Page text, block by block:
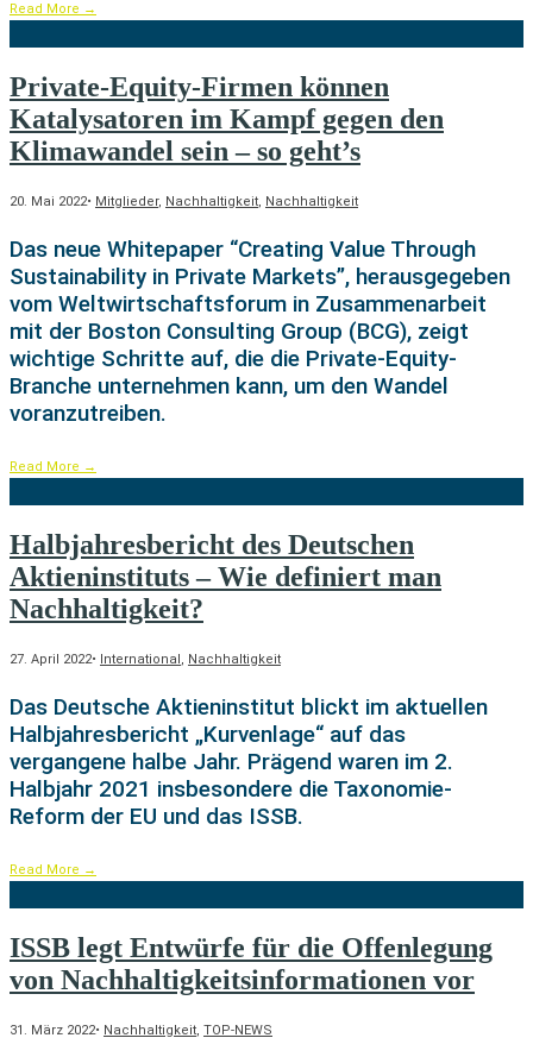
Read More →
Private-Equity-Firmen können
Katalysatoren im Kampf gegen den
Klimawandel sein – so geht’s
20. Mai 2022• Mitglieder, Nachhaltigkeit, Nachhaltigkeit
Das neue Whitepaper “Creating Value Through
Sustainability in Private Markets”, herausgegeben
vom Weltwirtschaftsforum in Zusammenarbeit
mit der Boston Consulting Group (BCG), zeigt
wichtige Schritte auf, die die Private-Equity-
Branche unternehmen kann, um den Wandel
voranzutreiben.
Read More →
Halbjahresbericht des Deutschen
Aktieninstituts – Wie definiert man
Nachhaltigkeit?
27. April 2022• International, Nachhaltigkeit
Das Deutsche Aktieninstitut blickt im aktuellen
Halbjahresbericht „Kurvenlage“ auf das
vergangene halbe Jahr. Prägend waren im 2.
Halbjahr 2021 insbesondere die Taxonomie-
Reform der EU und das ISSB.
Read More →
ISSB legt Entwürfe für die Offenlegung
von Nachhaltigkeitsinformationen vor
31. März 2022• Nachhaltigkeit TOP-NEWS